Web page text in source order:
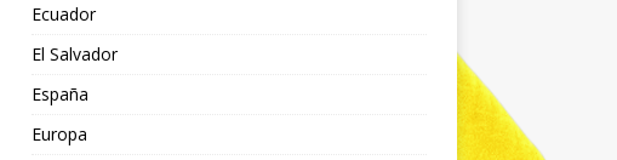
Ecuador
El Salvador
España
Europa